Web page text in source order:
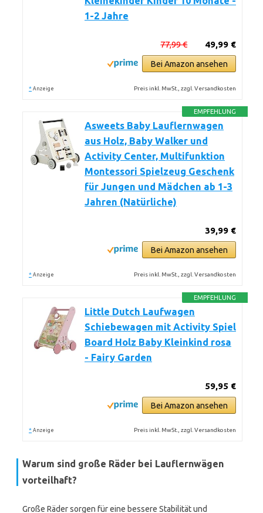
1-2 Jahre
49,99 €
77,99 €
Bei Amazon ansehen
* Anzeige Preis inkl. MwSt., zzgl. Versandkosten
EMPFEHLUNG
Asweets Baby Lauflernwagen
aus Holz, Baby Walker und
Activity Center, Multifunktion
Montessori Spielzeug Geschenk
für Jungen und Mädchen ab 1-3
Jahren (Natürliche)
39,99 €
Bei Amazon ansehen
* Anzeige Preis inkl. MwSt., zzgl. Versandkosten
EMPFEHLUNG
Little Dutch Laufwagen
Schiebewagen mit Activity Spiel
Board Holz Baby Kleinkind rosa
- Fairy Garden
59,95 €
Bei Amazon ansehen
* Anzeige Preis inkl. MwSt., zzgl. Versandkosten
Warum sind große Räder bei Lauflernwägen
vorteilhaft?
Große Räder sorgen für eine bessere Stabilität und